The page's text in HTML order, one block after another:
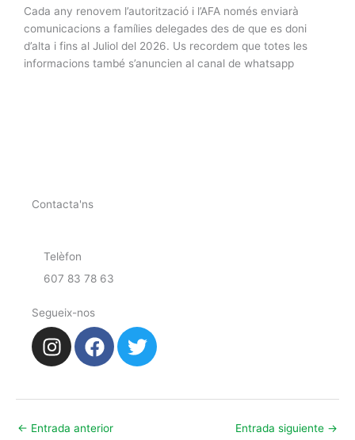
Cada any renovem l’autorització i l’AFA només enviarà
comunicacions a famílies delegades des de que es doni
d’alta i fins al Juliol del 2026. Us recordem que totes les
informacions també s’anuncien al canal de whatsapp
Contacta'ns
Telèfon
607 83 78 63
Segueix-nos
I
n
t
g
F
a
e
o
T
w
t
← Entrada anterior Entrada siguiente →